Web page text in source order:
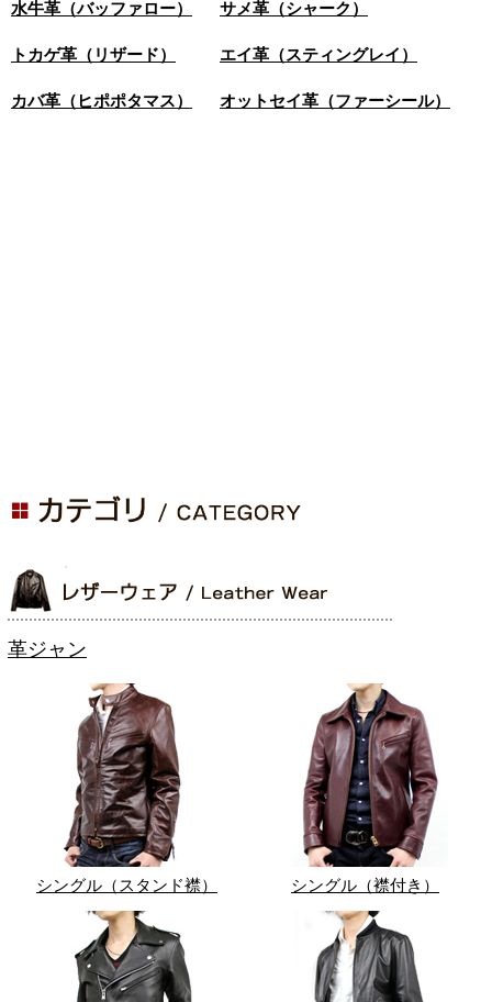
革ジャン
シングル（スタンド襟） シングル（襟付き）